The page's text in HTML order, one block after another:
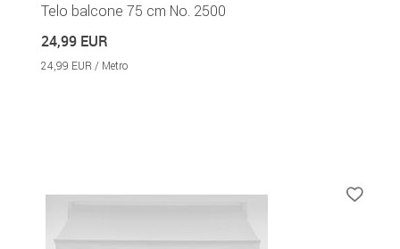
Telo balcone 75 cm No. 2500
24,99 EUR
24,99 EUR / Metro